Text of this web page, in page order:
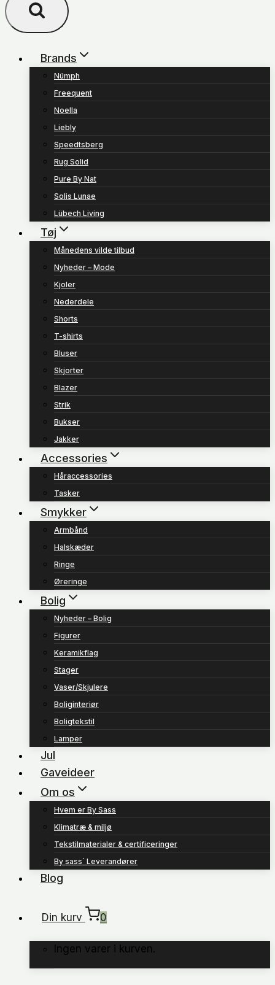
Brands
Nümph
Freequent
Noella
Liebly
Speedtsberg
Rug Solid
Pure By Nat
Solis Lunae
Lübech Living
Tøj
Månedens vilde tilbud
Nyheder – Mode
Kjoler
Nederdele
Shorts
T-shirts
Bluser
Skjorter
Blazer
Strik
Bukser
Jakker
Accessories
Håraccessories
Tasker
Smykker
Armbånd
Halskæder
Ringe
Øreringe
Bolig
Nyheder – Bolig
Figurer
Keramikflag
Stager
Vaser/Skjulere
Boliginteriør
Boligtekstil
Lamper
Jul
Gaveideer
Om os
Hvem er By Sass
Klimatræ & miljø
Tekstilmaterialer & certificeringer
By sass´ Leverandører
Blog
Din kurv 0
Ingen varer i kurven.